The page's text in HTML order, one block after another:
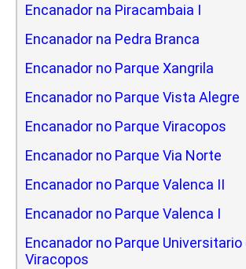
Encanador na Piracambaia I
Encanador na Pedra Branca
Encanador no Parque Xangrila
Encanador no Parque Vista Alegre
Encanador no Parque Viracopos
Encanador no Parque Via Norte
Encanador no Parque Valenca II
Encanador no Parque Valenca I
Encanador no Parque Universitario
Viracopos